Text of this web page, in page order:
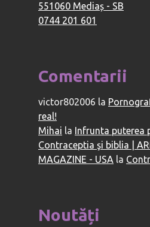
551060 Mediaș - SB
0744 201 601
Comentarii
victor802006 la
real!
Mihai la Infrunta puterea
Contraceptia şi biblia |
MAGAZINE - USA la
Noutăți